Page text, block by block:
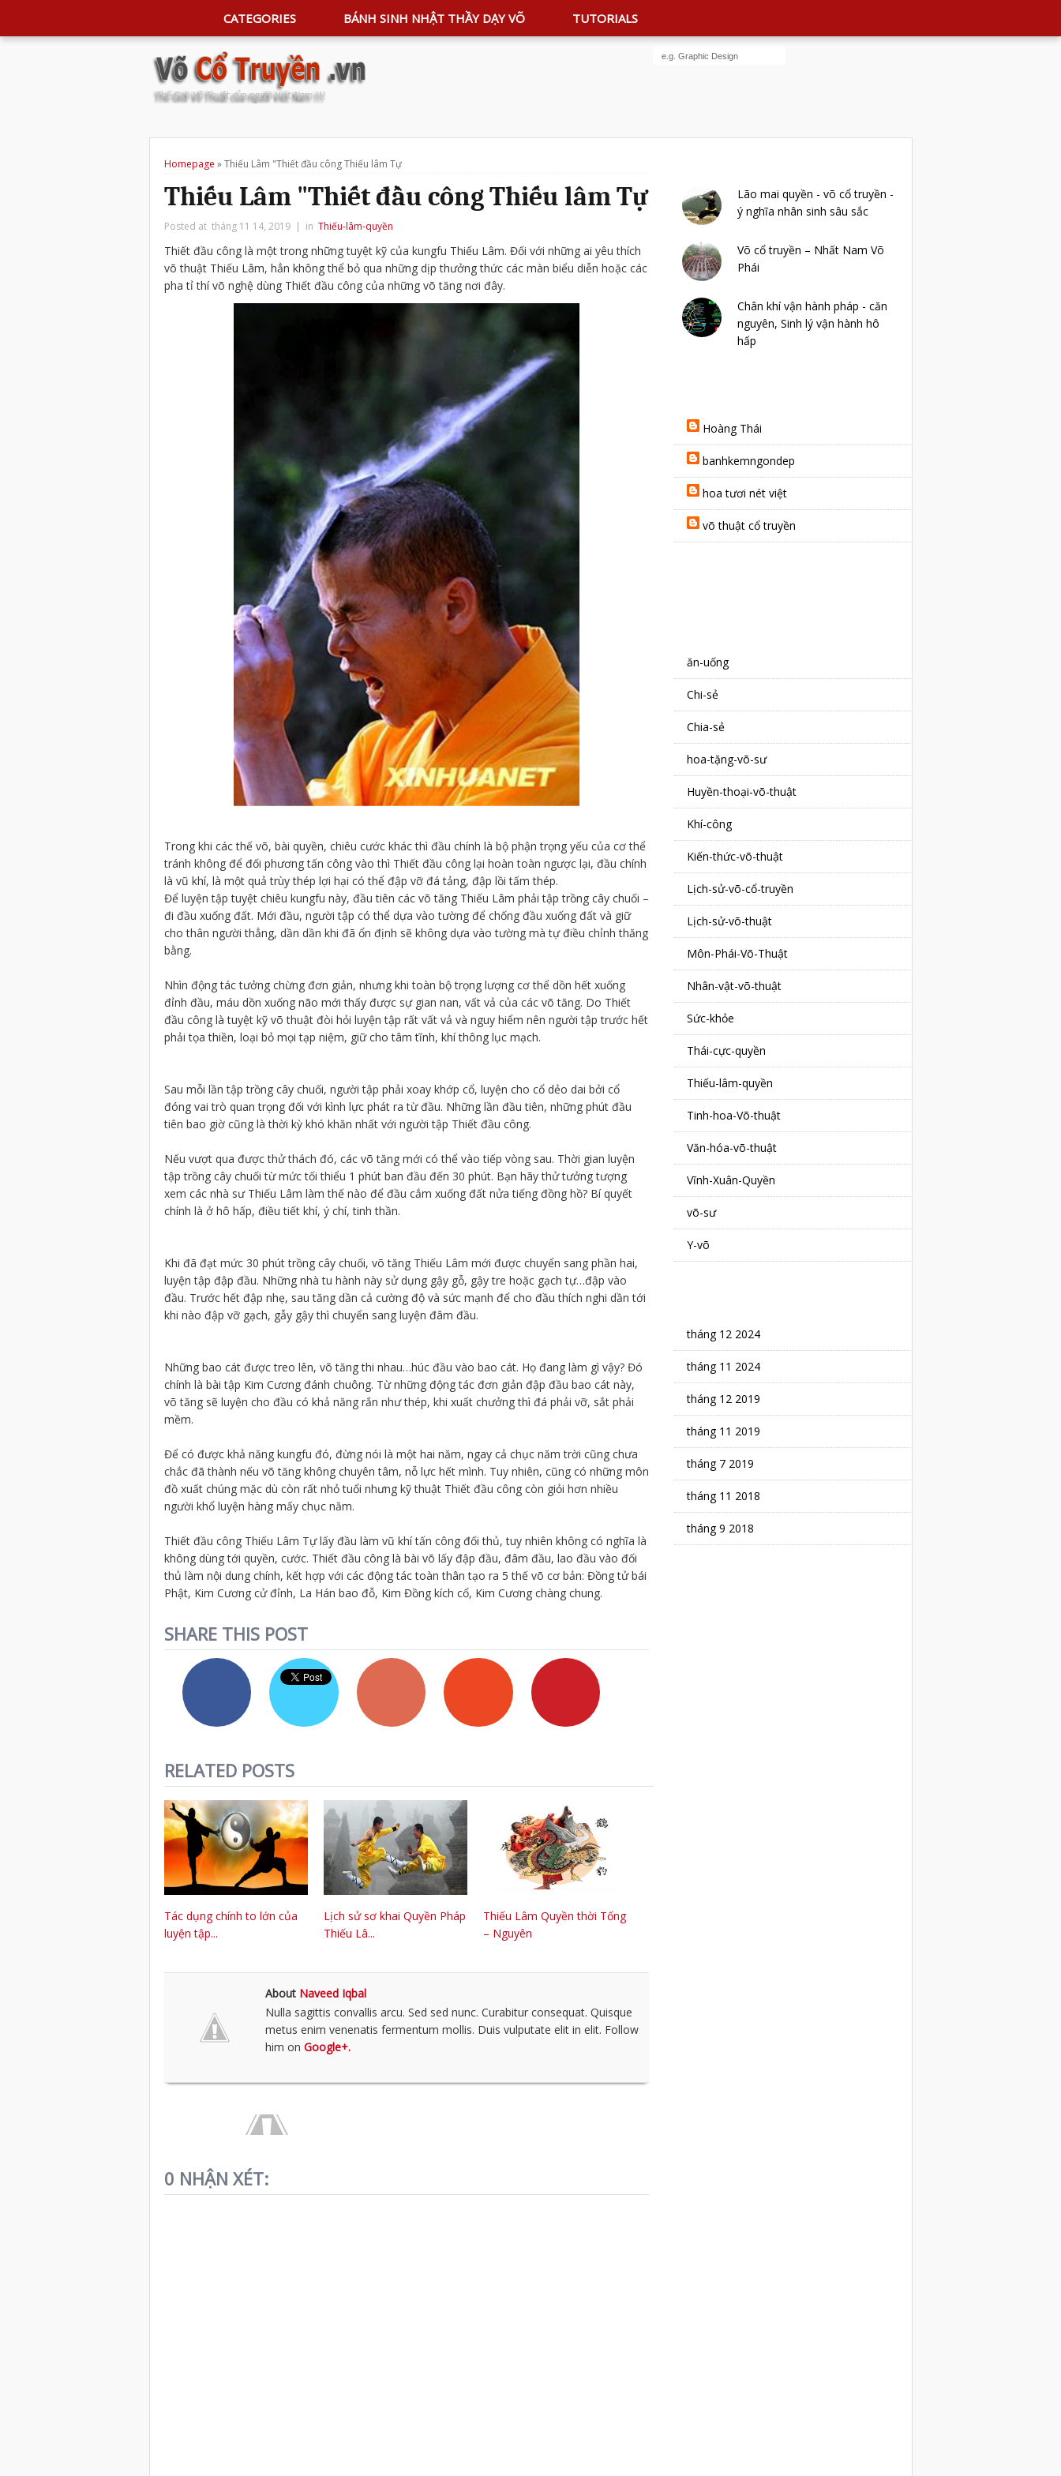
CATEGORIES BÁNH SINH NHẬT THẦY DẠY VÕ TUTORIALS
Homepage »Thiếu Lâm "Thiết đầu công Thiếu lâm Tự
Thiếu Lâm "Thiết đầu công Thiếu lâm Tự
Posted at tháng 11 14, 2019 | in Thiếu-lâm-quyền
Thiết đầu công là một trong những tuyệt kỹ của kungfu Thiếu Lâm. Đối với những ai yêu thích
võ thuật Thiếu Lâm, hẳn không thể bỏ qua những dịp thưởng thức các màn biểu diễn hoặc các
pha tỉ thí võ nghệ dùng Thiết đầu công của những võ tăng nơi đây.
Trong khi các thế võ, bài quyền, chiêu cước khác thì đầu chính là bộ phận trọng yếu của cơ thể
tránh không để đối phương tấn công vào thì Thiết đầu công lại hoàn toàn ngược lại, đầu chính
là vũ khí, là một quả trùy thép lợi hại có thể đập vỡ đá tảng, đập lồi tấm thép.
Để luyện tập tuyệt chiêu kungfu này, đầu tiên các võ tăng Thiếu Lâm phải tập trồng cây chuối –
đi đầu xuống đất. Mới đầu, người tập có thể dựa vào tường để chống đầu xuống đất và giữ
cho thân người thẳng, dần dần khi đã ổn định sẽ không dựa vào tường mà tự điều chỉnh thăng
bằng.
Nhìn động tác tưởng chừng đơn giản, nhưng khi toàn bộ trọng lượng cơ thể dồn hết xuống
đỉnh đầu, máu dồn xuống não mới thấy được sự gian nan, vất vả của các võ tăng. Do Thiết
đầu công là tuyệt kỹ võ thuật đòi hỏi luyện tập rất vất vả và nguy hiểm nên người tập trước hết
phải tọa thiền, loại bỏ mọi tạp niệm, giữ cho tâm tĩnh, khí thông lục mạch.
Sau mỗi lần tập trồng cây chuối, người tập phải xoay khớp cổ, luyện cho cổ dẻo dai bởi cổ
đóng vai trò quan trọng đối với kình lực phát ra từ đầu. Những lần đầu tiên, những phút đầu
tiên bao giờ cũng là thời kỳ khó khăn nhất với người tập Thiết đầu công.
Nếu vượt qua được thử thách đó, các võ tăng mới có thể vào tiếp vòng sau. Thời gian luyện
tập trồng cây chuối từ mức tối thiểu 1 phút ban đầu đến 30 phút. Bạn hãy thử tưởng tượng
xem các nhà sư Thiếu Lâm làm thế nào để đầu cắm xuống đất nửa tiếng đồng hồ? Bí quyết
chính là ở hô hấp, điều tiết khí, ý chí, tinh thần.
Khi đã đạt mức 30 phút trồng cây chuối, võ tăng Thiếu Lâm mới được chuyển sang phần hai,
luyện tập đập đầu. Những nhà tu hành này sử dụng gậy gỗ, gậy tre hoặc gạch tự…đập vào
đầu. Trước hết đập nhẹ, sau tăng dần cả cường độ và sức mạnh để cho đầu thích nghi dần tới
khi nào đập vỡ gạch, gẫy gậy thì chuyển sang luyện đâm đầu.
Những bao cát được treo lên, võ tăng thi nhau…húc đầu vào bao cát. Họ đang làm gì vậy? Đó
chính là bài tập Kim Cương đánh chuông. Từ những động tác đơn giản đập đầu bao cát này,
võ tăng sẽ luyện cho đầu có khả năng rắn như thép, khi xuất chưởng thì đá phải vỡ, sắt phải
mềm.
Để có được khả năng kungfu đó, đừng nói là một hai năm, ngay cả chục năm trời cũng chưa
chắc đã thành nếu võ tăng không chuyên tâm, nỗ lực hết mình. Tuy nhiên, cũng có những môn
đồ xuất chúng mặc dù còn rất nhỏ tuổi nhưng kỹ thuật Thiết đầu công còn giỏi hơn nhiều
người khổ luyện hàng mấy chục năm.
Thiết đầu công Thiếu Lâm Tự lấy đầu làm vũ khí tấn công đối thủ, tuy nhiên không có nghĩa là
không dùng tới quyền, cước. Thiết đầu công là bài võ lấy đập đầu, đâm đầu, lao đầu vào đối
thủ làm nội dung chính, kết hợp với các động tác toàn thân tạo ra 5 thế võ cơ bản: Đồng tử bái
Phật, Kim Cương cử đỉnh, La Hán bao đỗ, Kim Đồng kích cổ, Kim Cương chàng chung.
SHARE THIS POST
RELATED POSTS
Tác dụng chính to lớn của
luyện tập...
Lịch sử sơ khai Quyền Pháp
Thiếu Lâ...
Thiếu Lâm Quyền thời Tống
– Nguyên
About Naveed Iqbal
Nulla sagittis convallis arcu. Sed sed nunc. Curabitur consequat. Quisque
metus enim venenatis fermentum mollis. Duis vulputate elit in elit. Follow
him on Google+.
0 NHẬN XÉT:
Lão mai quyền - võ cổ truyền -
ý nghĩa nhân sinh sâu sắc
Võ cổ truyền – Nhất Nam Võ
Phái
Chân khí vận hành pháp - căn
nguyên, Sinh lý vận hành hô
hấp
Hoàng Thái
banhkemngondep
hoa tươi nét việt
võ thuật cổ truyền
ăn-uống
Chi-sẻ
Chia-sẻ
hoa-tặng-võ-sư
Huyền-thoại-võ-thuật
Khí-công
Kiến-thức-võ-thuật
Lịch-sử-võ-cổ-truyền
Lịch-sử-võ-thuật
Môn-Phái-Võ-Thuật
Nhân-vật-võ-thuật
Sức-khỏe
Thái-cực-quyền
Thiếu-lâm-quyền
Tinh-hoa-Võ-thuật
Văn-hóa-võ-thuật
Vĩnh-Xuân-Quyền
võ-sư
Y-võ
tháng 12 2024
tháng 11 2024
tháng 12 2019
tháng 11 2019
tháng 7 2019
tháng 11 2018
tháng 9 2018